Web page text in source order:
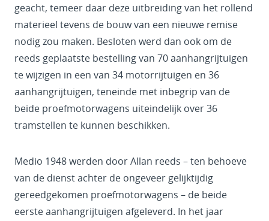
geacht, temeer daar deze uitbreiding van het rollend
materieel tevens de bouw van een nieuwe remise
nodig zou maken. Besloten werd dan ook om de
reeds geplaatste bestelling van 70 aanhangrijtuigen
te wijzigen in een van 34 motorrijtuigen en 36
aanhangrijtuigen, teneinde met inbegrip van de
beide proefmotorwagens uiteindelijk over 36
tramstellen te kunnen beschikken.
Medio 1948 werden door Allan reeds – ten behoeve
van de dienst achter de ongeveer gelijktijdig
gereedgekomen proefmotorwagens – de beide
eerste aanhangrijtuigen afgeleverd. In het jaar